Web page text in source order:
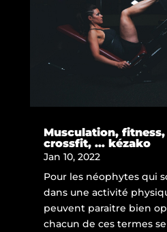
Musculation,
crossfit, … kézako
Jan 10, 2022
Pour les néophytes qui
dans une activité
peuvent paraitre bien
chacun de ces termes